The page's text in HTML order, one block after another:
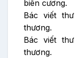
biên cương.
Bác viết
thương.
Bác viết
thương.